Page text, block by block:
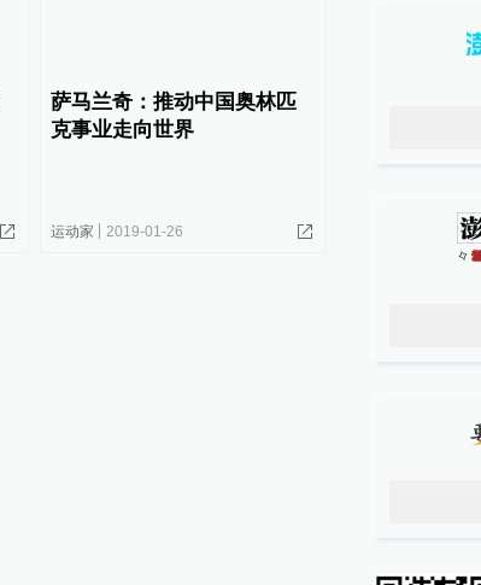
萨马兰奇：推动中国奥林匹
克事业走向世界
运动家 2019-01-26